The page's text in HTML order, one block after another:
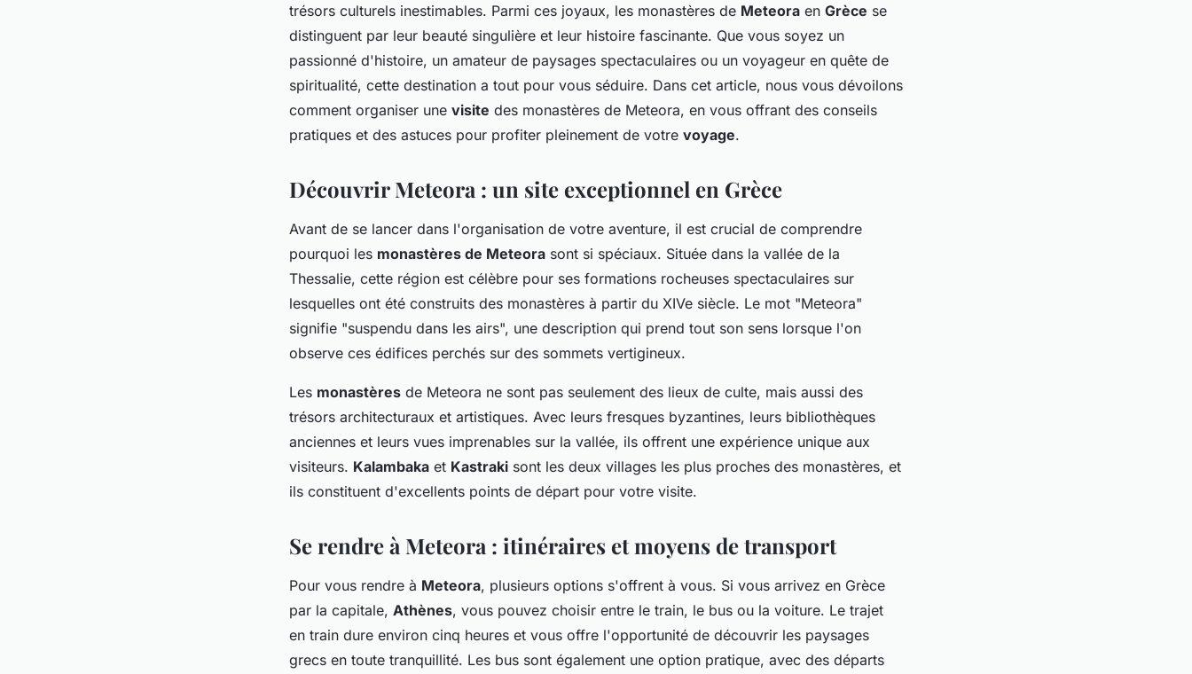
trésors culturels inestimables. Parmi ces joyaux, les monastères de Meteora en Grèce se
distinguent par leur beauté singulière et leur histoire fascinante. Que vous soyez un
passionné d'histoire, un amateur de paysages spectaculaires ou un voyageur en quête de
spiritualité, cette destination a tout pour vous séduire. Dans cet article, nous vous dévoilons
comment organiser une visite des monastères de Meteora, en vous offrant des conseils
pratiques et des astuces pour profiter pleinement de votre voyage.
Découvrir Meteora : un site exceptionnel en Grèce
Avant de se lancer dans l'organisation de votre aventure, il est crucial de comprendre
pourquoi les monastères de Meteora sont si spéciaux. Située dans la vallée de la
Thessalie, cette région est célèbre pour ses formations rocheuses spectaculaires sur
lesquelles ont été construits des monastères à partir du XIVe siècle. Le mot "Meteora"
signifie "suspendu dans les airs", une description qui prend tout son sens lorsque l'on
observe ces édifices perchés sur des sommets vertigineux.
Les monastères de Meteora ne sont pas seulement des lieux de culte, mais aussi des
trésors architecturaux et artistiques. Avec leurs fresques byzantines, leurs bibliothèques
anciennes et leurs vues imprenables sur la vallée, ils offrent une expérience unique aux
visiteurs. Kalambaka et Kastraki sont les deux villages les plus proches des monastères, et
ils constituent d'excellents points de départ pour votre visite.
Se rendre à Meteora : itinéraires et moyens de transport
Pour vous rendre à Meteora, plusieurs options s'offrent à vous. Si vous arrivez en Grèce
par la capitale, Athènes, vous pouvez choisir entre le train, le bus ou la voiture. Le trajet
en train dure environ cinq heures et vous offre l'opportunité de découvrir les paysages
grecs en toute tranquillité. Les bus sont également une option pratique, avec des départs